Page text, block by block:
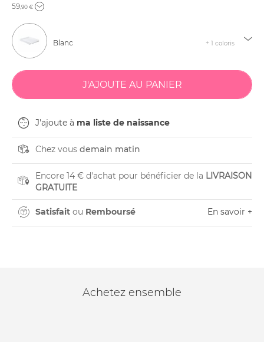
59,90 €
Blanc + 1 coloris
J'ajoute à ma liste de naissance
Chez vous demain matin
Encore 14 € d'achat pour bénéficier de la LIVRAISON
GRATUITE
Satisfait ou Remboursé En savoir +
Achetez ensemble